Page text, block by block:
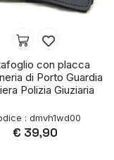
con placca
di Porto Guardia
Polizia Giuziaria
: dmvh1wd00
€ 39,90